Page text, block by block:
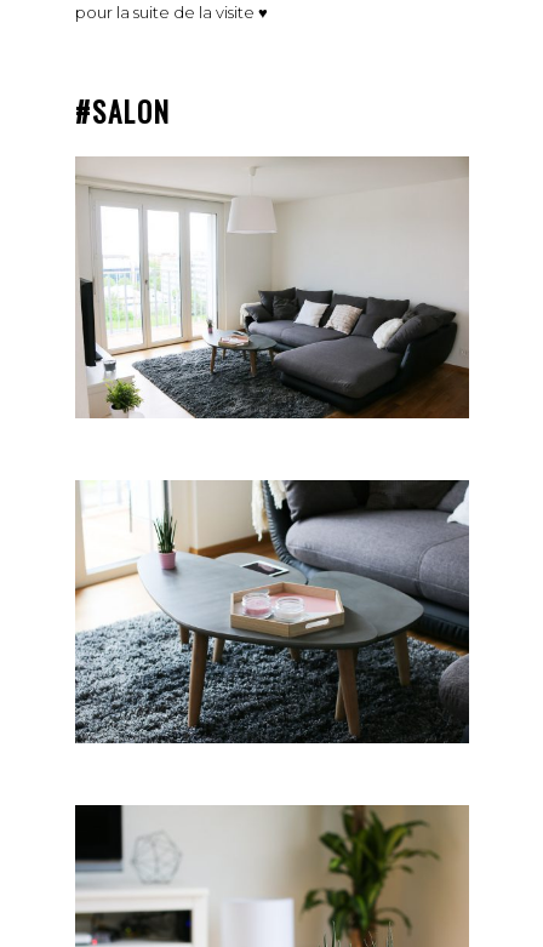
pour la suite de la visite ♥
#SALON